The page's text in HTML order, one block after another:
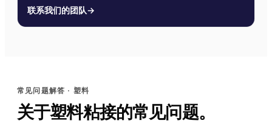
联系我们的团队→
常见问题解答 · 塑料
关于塑料粘接的常见问题。